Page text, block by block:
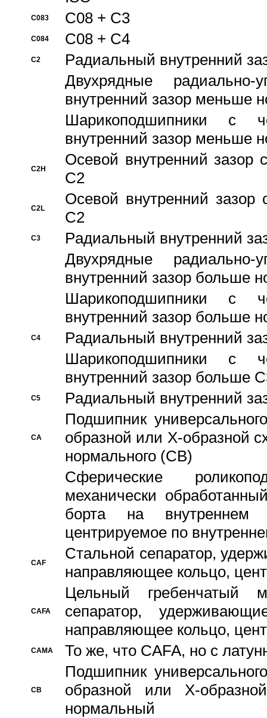
C083 C08 + C3
C084 C08 + C4
C2
Pадиальный внутренний
Двухрядные радиально-
внутренний зазор меньше
Шарикоподшипники с
внутренний зазор меньше
C2H
Осевой внутренний зазор
C2
C2L
Осевой внутренний зазор
C2
C3
Pадиальный внутренний
Двухрядные радиально-
внутренний зазор больше
Шарикоподшипники с
внутренний зазор больше
C4
Pадиальный внутренний
Шарикоподшипники с
внутренний зазор больше
C5 Pадиальный внутренний
CA
Подшипник
образной или Х-образной
нормального (CB)
Сферические
механически
борта на внутреннем
центрируемое по
CAF
Стальной сепаратор,
направляющее кольцо,
CAFA
Цельный гребенчатый
сепаратор,
направляющее кольцо,
CAMA То же, что CAFA, но с
CB
Подшипник
образной или Х-
нормальный